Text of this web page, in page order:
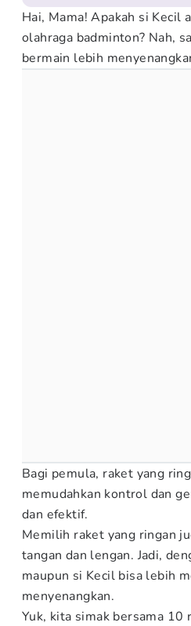
Hai, Mama! Apakah si Kecil
olahraga badminton? Nah,
bermain lebih
Bagi pemula, raket yang
memudahkan kontrol dan
dan efektif.
Memilih raket yang ringan
tangan dan lengan. Jadi,
maupun si Kecil bisa lebih
menyenangkan.
Yuk, kita simak bersama